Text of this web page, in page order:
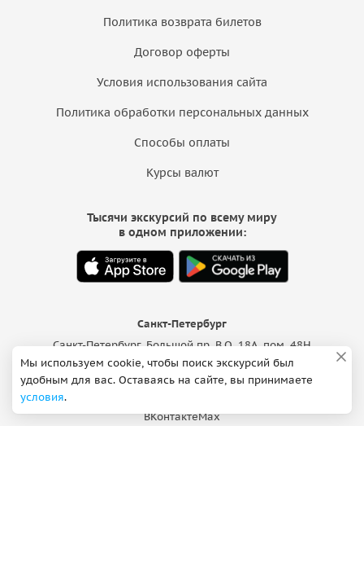
Политика возврата билетов
Договор оферты
Условия использования сайта
Политика обработки персональных данных
Способы оплаты
Курсы валют
Санкт-Петербург
Санкт-Петербург, Большой пр. В.О. 18A, пом. 48Н
Ежедневно 10:00 — 18:00
ВКонтактеMax
Тысячи экскурсий по всему миру
в одном приложении:
Мы используем cookie, чтобы поиск экскурсий был
удобным для вас. Оставаясь на сайте, вы принимаете
условия.